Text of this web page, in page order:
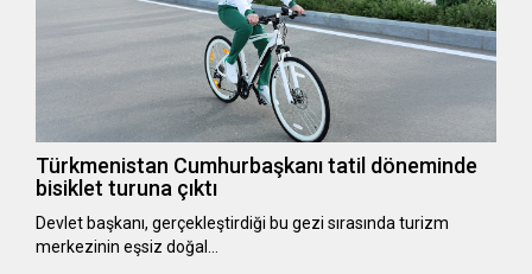
Türkmenistan Cumhurbaşkanı tatil döneminde
bisiklet turuna çıktı
Devlet başkanı, gerçekleştirdiği bu gezi sırasında turizm
merkezinin eşsiz doğal…